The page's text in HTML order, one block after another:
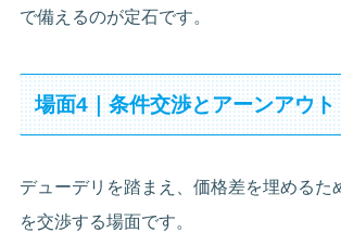
で備えるのが定石です。
場面4｜条件交渉とアーンアウト
デューデリを踏まえ、価格差を埋めるた
を交渉する場面です。